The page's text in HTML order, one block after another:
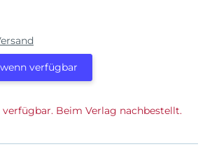
verfügbar
Beim Verlag nachbestellt.